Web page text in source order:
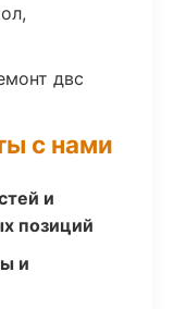
двс
с нами
и
позиций
и